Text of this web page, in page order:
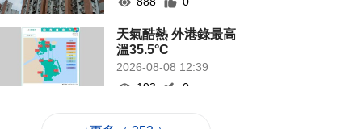
天氣酷熱 外港錄最高
溫35.5°C
2026-08-08 12:39
193
0